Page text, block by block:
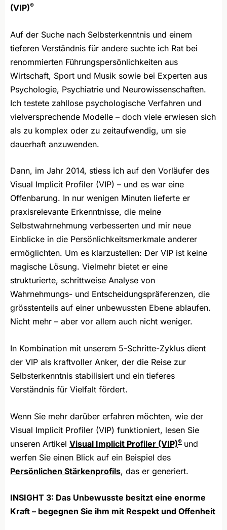
(VIP)®
Auf der Suche nach Selbsterkenntnis und einem
tieferen Verständnis für andere suchte ich Rat bei
renommierten Führungspersönlichkeiten aus
Wirtschaft, Sport und Musik sowie bei Experten aus
Psychologie, Psychiatrie und Neurowissenschaften.
Ich testete zahllose psychologische Verfahren und
vielversprechende Modelle – doch viele erwiesen sich
als zu komplex oder zu zeitaufwendig, um sie
dauerhaft anzuwenden.
Dann, im Jahr 2014, stiess ich auf den Vorläufer des
Visual Implicit Profiler (VIP) – und es war eine
Offenbarung. In nur wenigen Minuten lieferte er
praxisrelevante Erkenntnisse, die meine
Selbstwahrnehmung verbesserten und mir neue
Einblicke in die Persönlichkeitsmerkmale anderer
ermöglichten. Um es klarzustellen: Der VIP ist keine
magische Lösung. Vielmehr bietet er eine
strukturierte, schrittweise Analyse von
Wahrnehmungs- und Entscheidungspräferenzen, die
grösstenteils auf einer unbewussten Ebene ablaufen.
Nicht mehr – aber vor allem auch nicht weniger.
In Kombination mit unserem 5-Schritte-Zyklus dient
der VIP als kraftvoller Anker, der die Reise zur
Selbsterkenntnis stabilisiert und ein tieferes
Verständnis für Vielfalt fördert.
Wenn Sie mehr darüber erfahren möchten, wie der
Visual Implicit Profiler (VIP) funktioniert, lesen Sie
unseren Artikel Visual Implicit Profiler (VIP)® und
werfen Sie einen Blick auf ein Beispiel des
Persönlichen Stärkenprofils, das er generiert.
INSIGHT 3: Das Unbewusste besitzt eine enorme
Kraft – begegnen Sie ihm mit Respekt und Offenheit